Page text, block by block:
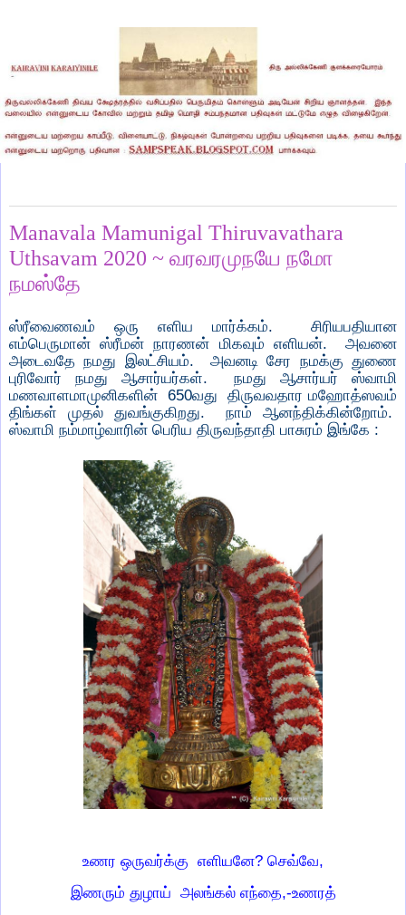
Manavala Mamunigal Thiruvavathara
Uthsavam 2020 ~ வரவரமுநயே நமோ
நமஸ்தே
ஸ்ரீவைணவம் ஒரு எளிய மார்க்கம். சிரியபதியான
எம்பெருமான் ஸ்ரீமன் நாரணன் மிகவும் எளியன். அவனை
அடைவதே நமது இலட்சியம். அவனடி சேர நமக்கு துணை
புரிவோர் நமது ஆசார்யர்கள். நமது ஆசார்யர் ஸ்வாமி
மணவாளமாமுனிகளின் 650வது திருவவதார மஹோத்ஸவம்
திங்கள் முதல் துவங்குகிறது. நாம் ஆனந்திக்கின்றோம்.
ஸ்வாமி நம்மாழ்வாரின் பெரிய திருவந்தாதி பாசுரம் இங்கே :
உணர ஒருவர்க்கு எளியனே? செவ்வே,
இணரும் துழாய் அலங்கல் எந்தை,-உணரத்